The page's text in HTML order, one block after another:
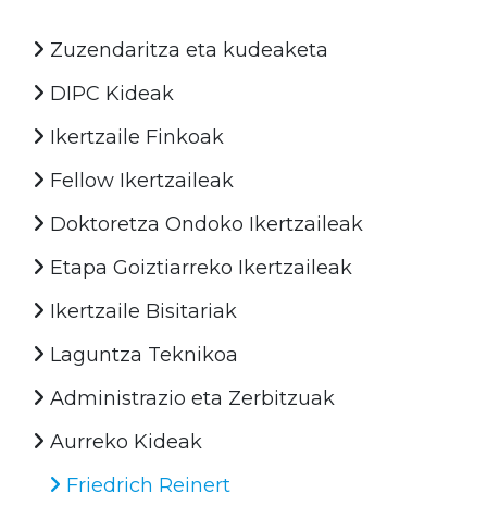
Zuzendaritza eta kudeaketa
DIPC Kideak
Ikertzaile Finkoak
Fellow Ikertzaileak
Doktoretza Ondoko Ikertzaileak
Etapa Goiztiarreko Ikertzaileak
Ikertzaile Bisitariak
Laguntza Teknikoa
Administrazio eta Zerbitzuak
Aurreko Kideak
Friedrich Reinert